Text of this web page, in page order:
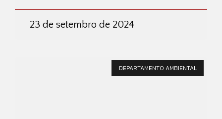
23 de setembro de 2024
DEPARTAMENTO AMBIENTAL